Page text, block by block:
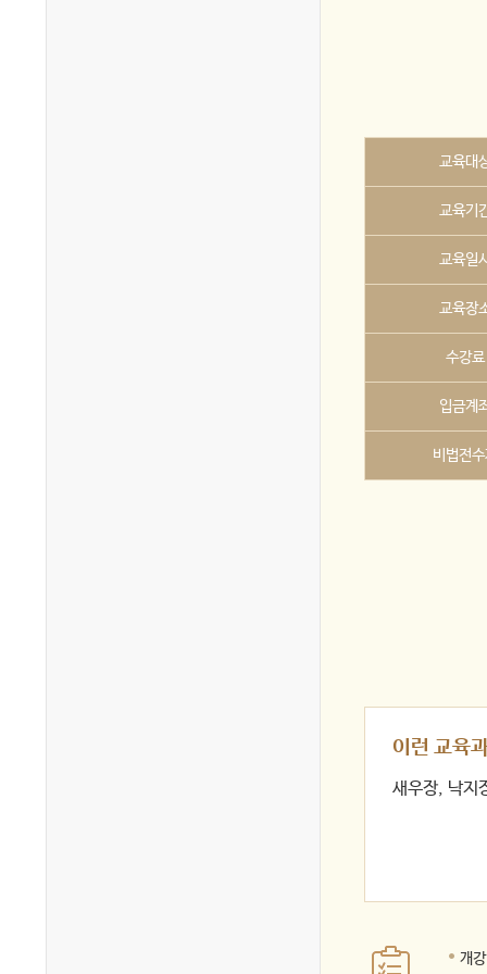
교육대
교육기
교육일
교육장
수강료
입금계
비법전
이런 교육
새우장, 낙지
개